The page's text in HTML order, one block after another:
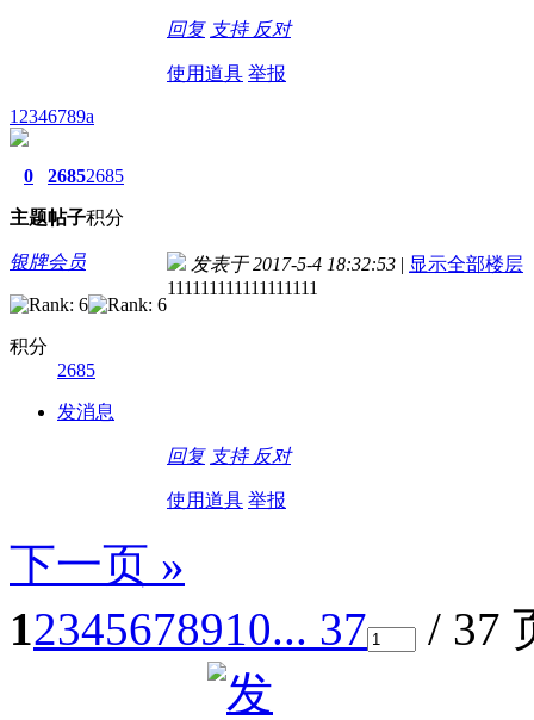
回复 支持 反对
使用道具 举报
12346789a
0
主题
2685
帖子
2685
积分
银牌会员
积分
2685
发消息
发表于 2017-5-4 18:32:53 | 显示全部楼层
111111111111111111
回复 支持 反对
使用道具 举报
下一页 »
12345678910... 37 / 37